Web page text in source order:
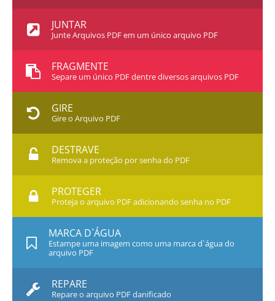
JUNTAR
Junte Arquivos PDF em um único arquivo PDF
FRAGMENTE
Separe um único PDF dentre diversos arquivos PDF
GIRE
Gire o Arquivo PDF
DESTRAVE
Remova a proteção por senha do PDF
PROTEGER
Proteja o arquivo PDF adicionando senha no PDF
MARCA D`ÁGUA
Estampe uma imagem como uma marca d`água do
arquivo PDF
REPARE
Repare o arquivo PDF danificado